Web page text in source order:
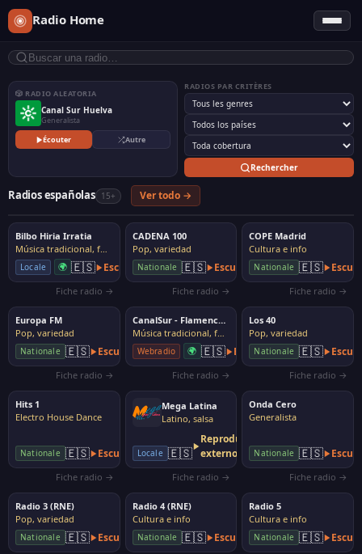
Radio Home
🎲 RADIO ALEATORIA
Canal Sur Huelva
Generalista
Écouter
Autre
RADIOS PAR CRITÈRES
Rechercher
Radios españolas 15+ Ver todo →
Bilbo Hiria Irratia
Música tradicional, folk
Locale 🌍 🇪🇸 Escuchar
Fiche radio →
CADENA 100
Pop, variedad
Nationale 🇪🇸 Escuchar
Fiche radio →
COPE Madrid
Cultura e info
Nationale 🇪🇸
Fiche radio →
Europa FM
Pop, variedad
Nationale 🇪🇸 Escuchar
Fiche radio →
CanalSur - Flamenco Radio
Música tradicional, folk
Webradio 🌍 🇪🇸 Escuchar
Fiche radio →
Los 40
Pop, variedad
Nationale 🇪🇸
Fiche radio →
Hits 1
Electro House Dance
Nationale 🇪🇸 Escuchar
Fiche radio →
Mega Latina
Latino, salsa
Locale 🇪🇸
Reproductor
externo
Fiche radio →
Onda Cero
Generalista
Nationale 🇪🇸
Fiche radio →
Radio 3 (RNE)
Pop, variedad
Nationale 🇪🇸 Escuchar
Radio 4 (RNE)
Cultura e info
Nationale 🇪🇸 Escuchar
Radio 5
Cultura e info
Nationale 🇪🇸